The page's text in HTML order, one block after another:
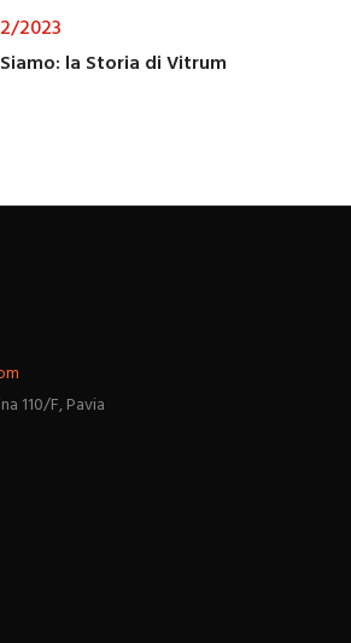
2023
la Storia di Vitrum
110/F, Pavia